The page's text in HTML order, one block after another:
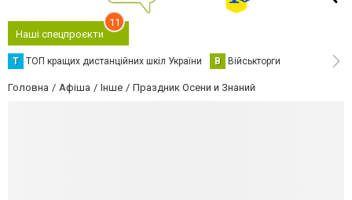
Наші спецпроєкти
11
Т ТОП кращих дистанційних шкіл України В Військторги
Головна Афіша Інше Праздник Осени и Знаний